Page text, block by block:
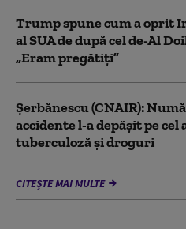
Trump spune cum a oprit
al SUA de după cel de-Al
„Eram pregătiți”
Şerbănescu (CNAIR):
accidente l-a depăşit pe cel
tuberculoză şi droguri
CITEȘTE MAI MULTE